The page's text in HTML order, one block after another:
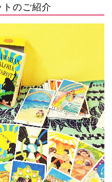
トのご紹介